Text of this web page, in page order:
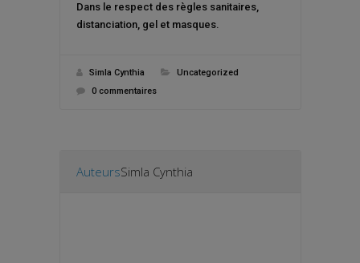
Dans le respect des règles sanitaires,
distanciation, gel et masques.
Simla Cynthia
Uncategorized
0 commentaires
AuteursSimla Cynthia